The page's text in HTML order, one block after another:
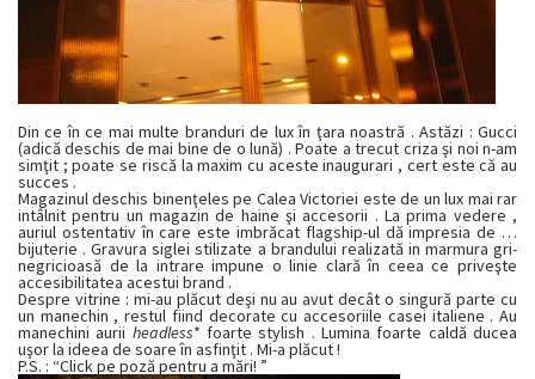
Din ce în ce mai multe branduri de lux în ţara noastră . Astăzi : Gucci
(adică deschis de mai bine de o lună) . Poate a trecut criza şi noi n-am
simţit ; poate se riscă la maxim cu aceste inaugurari , cert este că au
succes .
Magazinul deschis binenţeles pe Calea Victoriei este de un lux mai rar
intâlnit pentru un magazin de haine şi accesorii . La prima vedere ,
auriul ostentativ în care este imbrăcat flagship-ul dă impresia de …
bijuterie . Gravura siglei stilizate a brandului realizată in marmura gri-
negricioasă de la intrare impune o linie clară în ceea ce priveşte
accesibilitatea acestui brand .
Despre vitrine : mi-au plăcut deşi nu au avut decât o singură parte cu
un manechin , restul fiind decorate cu accesoriile casei italiene . Au
manechini aurii headless* foarte stylish . Lumina foarte caldă ducea
uşor la ideea de soare în asfinţit . Mi-a plăcut !
P.S. : “Click pe poză pentru a mări! ”